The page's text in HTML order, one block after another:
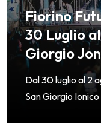
Fiorino
30 Luglio
Giorgio
​Dal 30 luglio al 2
San Giorgio